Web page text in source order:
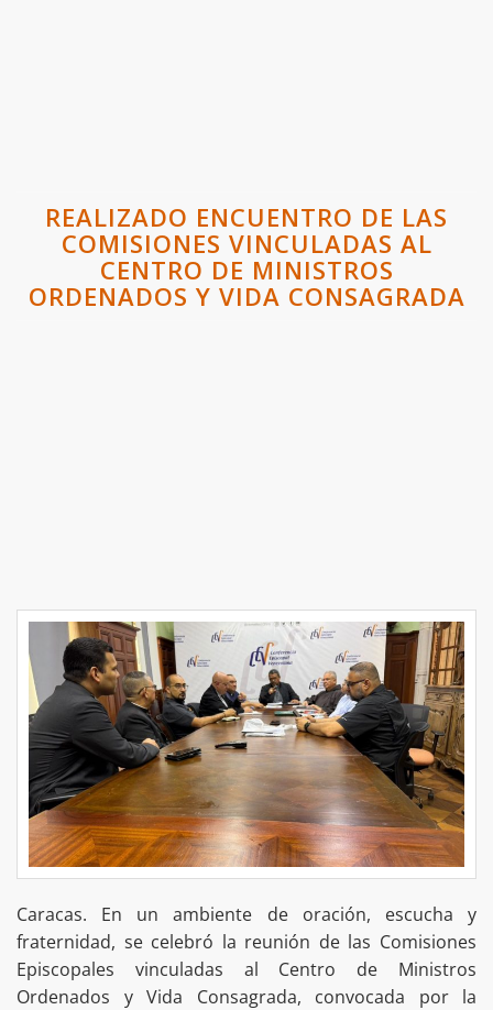
REALIZADO ENCUENTRO DE LAS
COMISIONES VINCULADAS AL
CENTRO DE MINISTROS
ORDENADOS Y VIDA CONSAGRADA
Caracas. En un ambiente de oración, escucha y
fraternidad, se celebró la reunión de las Comisiones
Episcopales vinculadas al Centro de Ministros
Ordenados y Vida Consagrada, convocada por la